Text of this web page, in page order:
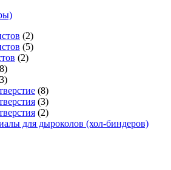
(2)
(5)
(2)
(8)
(3)
(2)
для дыроколов (хол-биндеров)